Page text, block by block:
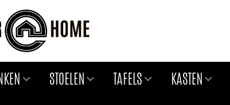
STOELEN TAFELS KASTEN